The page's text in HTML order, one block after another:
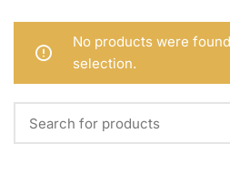
No products were
selection.